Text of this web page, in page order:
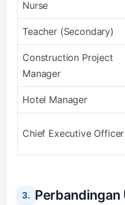
Nurse
Teacher (Secondary)
Construction Project
Manager
Hotel Manager
Chief Executive Officer
Perbandingan